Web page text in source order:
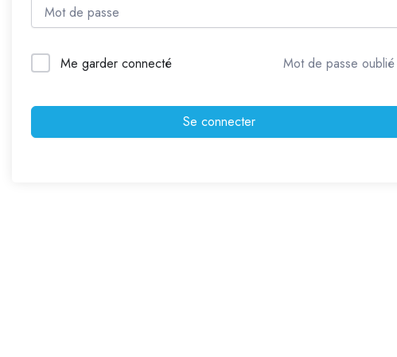
Me garder connecté Mot de passe
Se connecter